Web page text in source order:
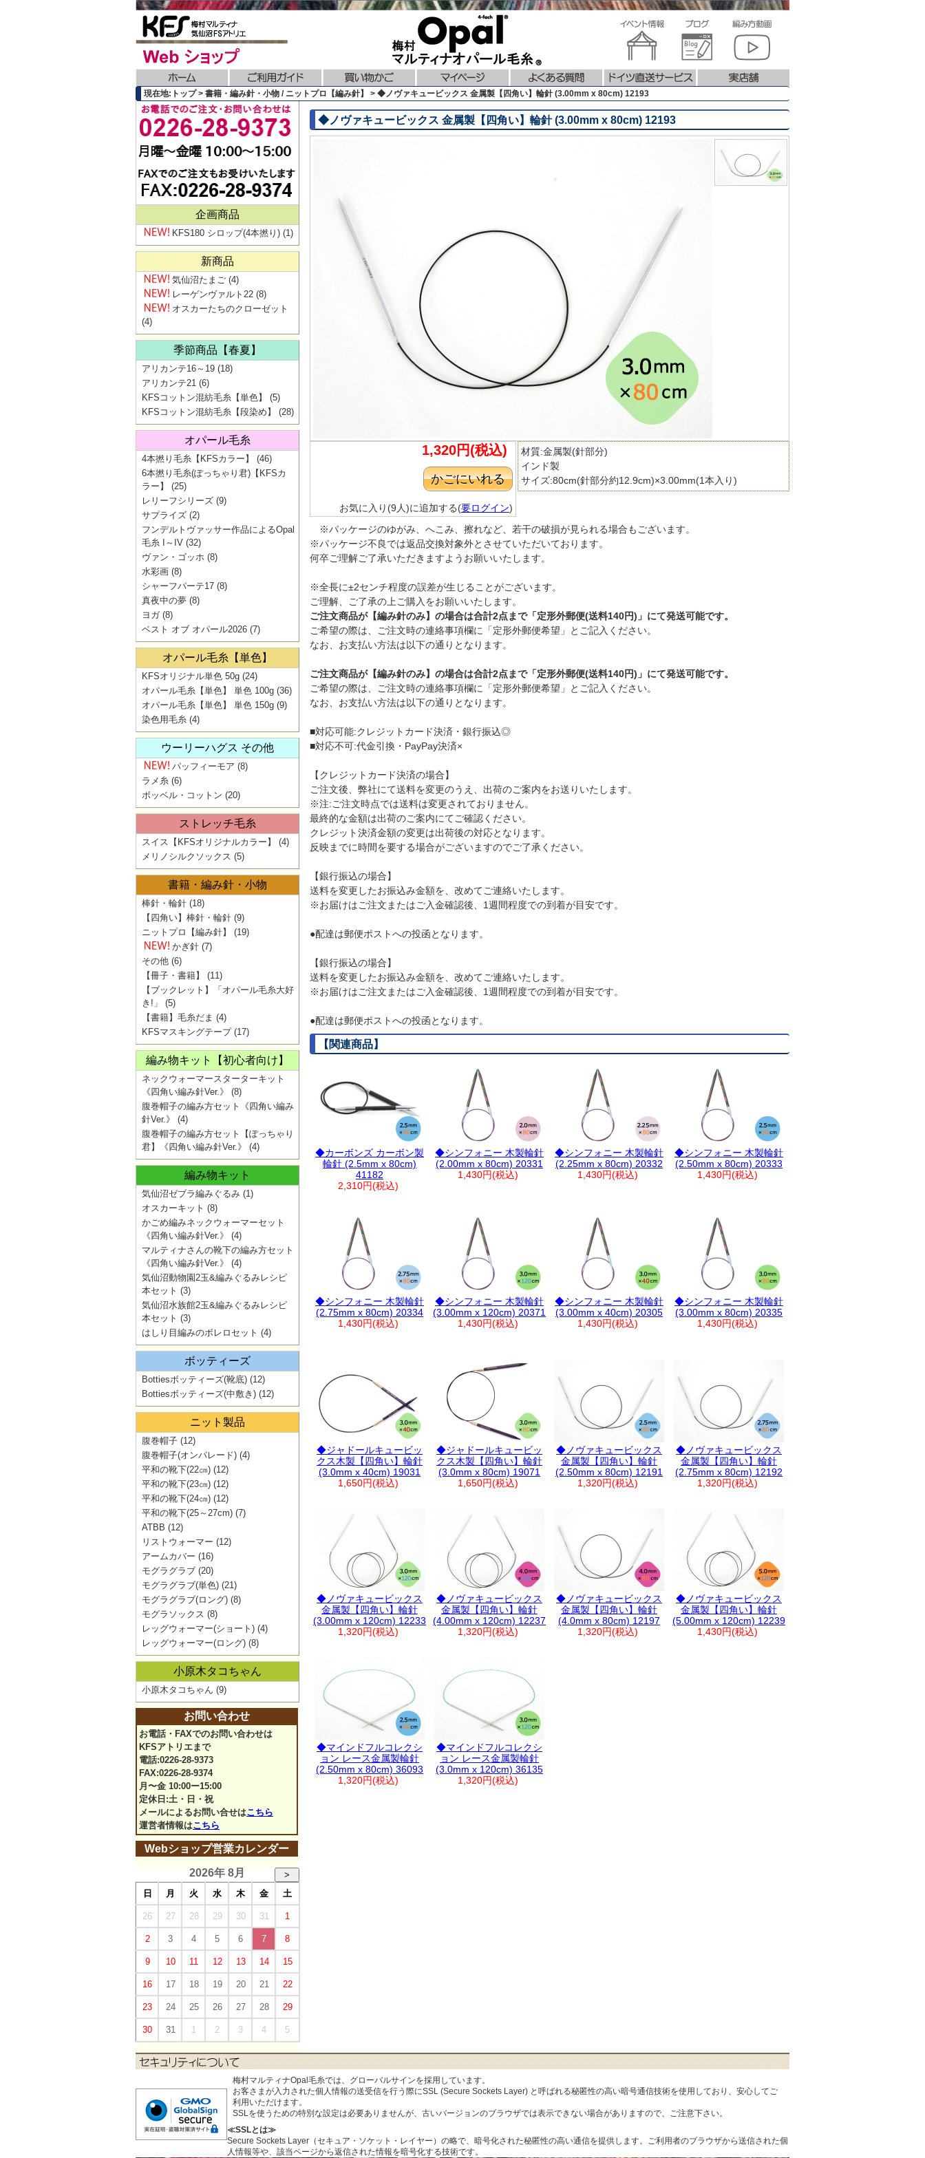
現在地:トップ > 書籍・編み針・小物 / ニットプロ【編み針】 > ◆ノヴァキュービックス 金属製【四角い】輪針 (3.00mm x 80cm) 12193
◆ノヴァキュービックス 金属製【四角い】輪針 (3.00mm x 80cm) 12193
1,320円(税込)
お気に入り(9人)に追加する(要ログイン)
材質:金属製(針部分)
インド製
サイズ:80cm(針部分約12.9cm)×3.00mm(1本入り)
※パッケージのゆがみ、へこみ、擦れなど、若干の破損が見られる場合もございます。
※パッケージ不良では返品交換対象外とさせていただいております。
何卒ご理解ご了承いただきますようお願いいたします。
※全長に±2センチ程度の誤差が生じることがございます。
ご理解、ご了承の上ご購入をお願いいたします。
ご注文商品が【編み針のみ】の場合は合計2点まで「定形外郵便(送料140円)」にて発送可能です。
ご希望の際は、ご注文時の連絡事項欄に「定形外郵便希望」とご記入ください。
なお、お支払い方法は以下の通りとなります。
ご注文商品が【編み針のみ】の場合は合計2点まで「定形外郵便(送料140円)」にて発送可能です。
ご希望の際は、ご注文時の連絡事項欄に「定形外郵便希望」とご記入ください。
なお、お支払い方法は以下の通りとなります。
■対応可能:クレジットカード決済・銀行振込◎
■対応不可:代金引換・PayPay決済×
【クレジットカード決済の場合】
ご注文後、弊社にて送料を変更のうえ、出荷のご案内をお送りいたします。
※注:ご注文時点では送料は変更されておりません。
最終的な金額は出荷のご案内にてご確認ください。
クレジット決済金額の変更は出荷後の対応となります。
反映までに時間を要する場合がございますのでご了承ください。
【銀行振込の場合】
送料を変更したお振込み金額を、改めてご連絡いたします。
※お届けはご注文またはご入金確認後、1週間程度での到着が目安です。
●配達は郵便ポストへの投函となります。
【銀行振込の場合】
送料を変更したお振込み金額を、改めてご連絡いたします。
※お届けはご注文またはご入金確認後、1週間程度での到着が目安です。
●配達は郵便ポストへの投函となります。
【関連商品】
◆カーボンズ カーボン製
輪針 (2.5mm x 80cm)
41182
2,310円(税込)
◆シンフォニー 木製輪針
(2.00mm x 80cm) 20331
1,430円(税込)
◆シンフォニー 木製輪針
(2.25mm x 80cm) 20332
1,430円(税込)
◆シンフォニー 木製輪針
(2.50mm x 80cm) 20333
1,430円(税込)
◆シンフォニー 木製輪針
(2.75mm x 80cm) 20334
1,430円(税込)
◆シンフォニー 木製輪針
(3.00mm x 120cm) 20371
1,430円(税込)
◆シンフォニー 木製輪針
(3.00mm x 40cm) 20305
1,430円(税込)
◆シンフォニー 木製輪針
(3.00mm x 80cm) 20335
1,430円(税込)
◆ジャドールキュービッ
クス木製【四角い】輪針
(3.0mm x 40cm) 19031
1,650円(税込)
◆ジャドールキュービッ
クス木製【四角い】輪針
(3.0mm x 80cm) 19071
1,650円(税込)
◆ノヴァキュービックス
金属製【四角い】輪針
(2.50mm x 80cm) 12191
1,320円(税込)
◆ノヴァキュービックス
金属製【四角い】輪針
(2.75mm x 80cm) 12192
1,320円(税込)
◆ノヴァキュービックス
金属製【四角い】輪針
(3.00mm x 120cm) 12233
1,320円(税込)
◆ノヴァキュービックス
金属製【四角い】輪針
(4.00mm x 120cm) 12237
1,320円(税込)
◆ノヴァキュービックス
金属製【四角い】輪針
(4.0mm x 80cm) 12197
1,320円(税込)
◆ノヴァキュービックス
金属製【四角い】輪針
(5.00mm x 120cm) 12239
1,430円(税込)
◆マインドフルコレクシ
ョン レース金属製輪針
(2.50mm x 80cm) 36093
1,320円(税込)
◆マインドフルコレクシ
ョン レース金属製輪針
(3.0mm x 120cm) 36135
1,320円(税込)
企画商品
KFS180 シロップ(4本撚り) (1)
新商品
気仙沼たまご (4)
レーゲンヴァルト22 (8)
オスカーたちのクローゼット
(4)
季節商品【春夏】
アリカンテ16～19 (18)
アリカンテ21 (6)
KFSコットン混紡毛糸【単色】
(5)
KFSコットン混紡毛糸【段染め】
(28)
オパール毛糸
4本撚り毛糸【KFSカラー】
(46)
6本撚り毛糸(ぽっちゃり君)【KFSカ
ラー】
(25)
レリーフシリーズ (9)
サプライズ (2)
フンデルトヴァッサー作品によるOpal
毛糸 I～IV (32)
ヴァン・ゴッホ (8)
水彩画 (8)
シャーフパーテ17 (8)
真夜中の夢 (8)
ヨガ(8)
ベスト オブ オパール2026 (7)
オパール毛糸【単色】
KFSオリジナル単色 50g (24)
オパール毛糸【単色】 単色 100g (36)
オパール毛糸【単色】 単色 150g (9)
染色用毛糸 (4)
ウーリーハグス その他
パッフィーモア (8)
ラメ糸 (6)
ボッベル・コットン (20)
ストレッチ毛糸
スイス【KFSオリジナルカラー】
(4)
メリノシルクソックス (5)
書籍・編み針・小物
棒針・輪針 (18)
【四角い】棒針・輪針 (9)
ニットプロ【編み針】
(19)
かぎ針 (7)
その他 (6)
【冊子・書籍】
(11)
【ブックレット】「オパール毛糸大好
き!」
(5)
【書籍】毛糸だま (4)
KFSマスキングテープ(17)
編み物キット【初心者向け】
ネックウォーマースターターキット
《四角い編み針Ver.》
(8)
腹巻帽子の編み方セット《四角い編み
針Ver.》
(4)
腹巻帽子の編み方セット【ぽっちゃり
君】《四角い編み針Ver.》
(4)
編み物キット
気仙沼ゼブラ編みぐるみ (1)
オスカーキット (8)
かごめ編みネックウォーマーセット
《四角い編み針Ver.》
(4)
マルティナさんの靴下の編み方セット
《四角い編み針Ver.》
(4)
気仙沼動物園2玉&編みぐるみレシピ
本セット (3)
気仙沼水族館2玉&編みぐるみレシピ
本セット (3)
はしり目編みのボレロセット (4)
ボッティーズ
Bottiesボッティーズ(靴底) (12)
Bottiesボッティーズ(中敷き) (12)
ニット製品
腹巻帽子 (12)
腹巻帽子(オンパレード) (4)
平和の靴下(22㎝) (12)
平和の靴下(23㎝) (12)
平和の靴下(24㎝) (12)
平和の靴下(25～27cm) (7)
ATBB (12)
リストウォーマー (12)
アームカバー (16)
モグラグラブ (20)
モグラグラブ(単色) (21)
モグラグラブ(ロング) (8)
モグラソックス (8)
レッグウォーマー(ショート) (4)
レッグウォーマー(ロング) (8)
小原木タコちゃん
小原木タコちゃん (9)
お問い合わせ
お電話・FAXでのお問い合わせは
KFSアトリエまで
電話:0226-28-9373
FAX:0226-28-9374
月〜金 10:00ー15:00
定休日:土・日・祝
メールによるお問い合せはこちら
運営者情報はこちら
Webショップ営業カレンダー
2026年 8月
>
日
月 火 水 木 金 土
26 27 28 29 30 31 1
2 3 4 5 6 7 8
9 10 11 12 13 14 15
16 17 18 19 20 21 22
23 24 25 26 27 28 29
30 31 1 2 3 4 5
梅村マルティナOpal毛糸では、グローバルサインを採用しています。
お客さまが入力された個人情報の送受信を行う際にSSL (Secure Sockets Layer) と呼ばれる秘匿性の高い暗号通信技術を使用しており、安心してご
利用いただけます。
SSLを使うための特別な設定は必要ありませんが、古いバージョンのブラウザでは表示できない場合がありますので、ご注意下さい。
≪SSLとは≫
Secure Sockets Layer（セキュア・ソケット・レイヤー）の略で、暗号化された秘匿性の高い通信を提供します。ご利用者のブラウザから送信された個
人情報等や、該当ページから返信された情報を暗号化する技術です。